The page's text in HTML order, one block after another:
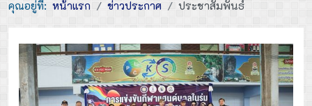
คุณอยู่ที่: หน้าแรก ข่าวประกาศ ประชาสัมพันธ์